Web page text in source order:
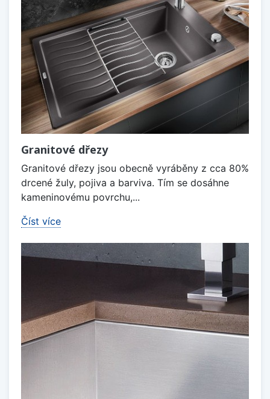
Granitové dřezy
Granitové dřezy jsou obecně vyráběny z cca 80%
drcené žuly, pojiva a barviva. Tím se dosáhne
kameninovému povrchu,...
Číst více